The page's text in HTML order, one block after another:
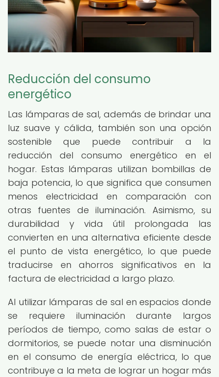
Reducción del consumo
energético
Las lámparas de sal, además de brindar una
luz suave y cálida, también son una opción
sostenible que puede contribuir a la
reducción del consumo energético en el
hogar. Estas lámparas utilizan bombillas de
baja potencia, lo que significa que consumen
menos electricidad en comparación con
otras fuentes de iluminación. Asimismo, su
durabilidad y vida útil prolongada las
convierten en una alternativa eficiente desde
el punto de vista energético, lo que puede
traducirse en ahorros significativos en la
factura de electricidad a largo plazo.
Al utilizar lámparas de sal en espacios donde
se requiere iluminación durante largos
períodos de tiempo, como salas de estar o
dormitorios, se puede notar una disminución
en el consumo de energía eléctrica, lo que
contribuye a la meta de lograr un hogar más